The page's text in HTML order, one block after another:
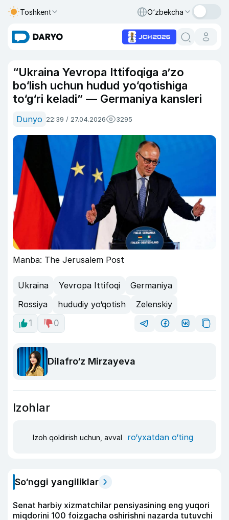
Toshkent O‘zbekcha
“Ukraina Yevropa Ittifoqiga a’zo
bo‘lish uchun hudud yo‘qotishiga
to‘g‘ri keladi” — Germaniya kansleri
Dunyo 22:39 / 27.04.2026 3295
Manba: The Jerusalem Post
Ukraina Yevropa Ittifoqi
Germaniya
Rossiya
hududiy yo‘qotish
Zelenskiy
1
0
Dilafro‘z Mirzayeva
Izohlar
Izoh qoldirish uchun, avval ro‘yxatdan o‘ting
So‘nggi yangiliklar
Senat harbiy xizmatchilar pensiyasining eng yuqori
miqdorini 100 foizgacha oshirishni nazarda tutuvchi